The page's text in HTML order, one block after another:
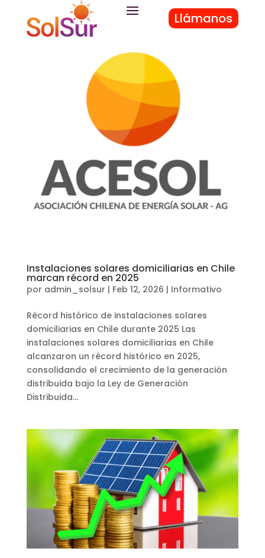
Llámanos
Instalaciones solares domiciliarias en Chile
marcan récord en 2025
por admin_solsur | Feb 12, 2026 | Informativo
Récord histórico de instalaciones solares
domiciliarias en Chile durante 2025 Las
instalaciones solares domiciliarias en Chile
alcanzaron un récord histórico en 2025,
consolidando el crecimiento de la generación
distribuida bajo la Ley de Generación
Distribuida...